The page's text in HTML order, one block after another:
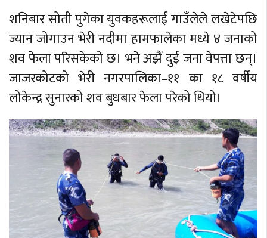
शनिबार सोती पुगेका युवकहरूलाई गाउँलेले लखेटेपछि
ज्यान जोगाउन भेरी नदीमा हामफालेका मध्ये ४ जनाको
शव फेला परिसकेको छ। भने अझैं दुई जना वेपत्ता छन्।
जाजरकोटको भेरी नगरपालिका–११ का १८ वर्षीय
लोकेन्द्र सुनारको शव बुधबार फेला परेको थियो।